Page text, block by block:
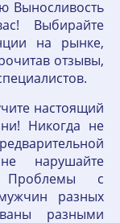
Выносливость
Выбирайте
на рынке,
отзывы,
настоящий
Никогда не
нарушайте
Проблемы с
разных
разными